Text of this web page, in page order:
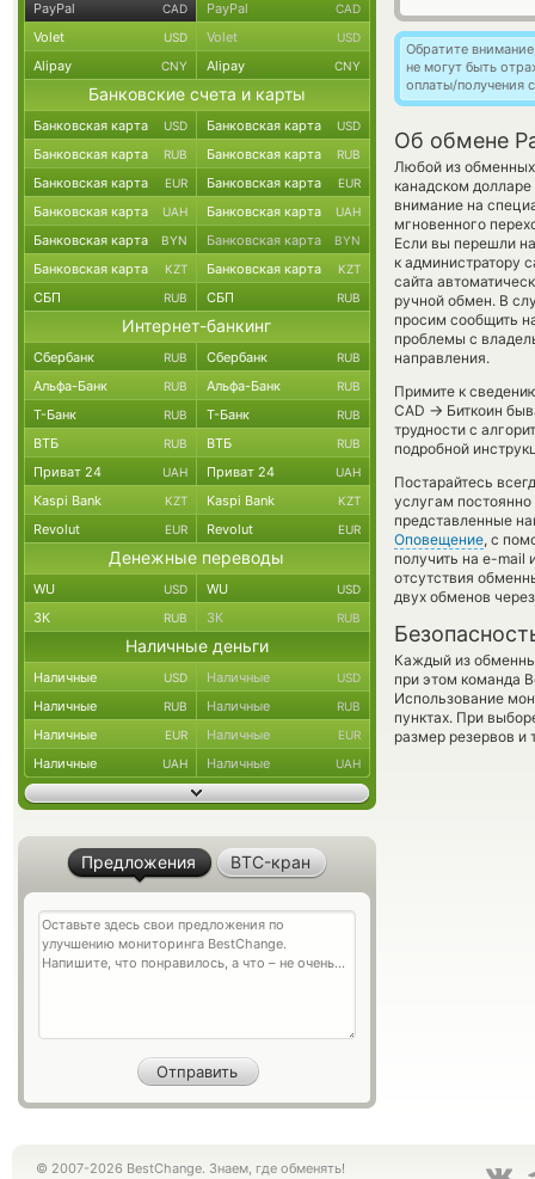
Обратите
не могут быть
оплаты/получения
Об обмене
Любой из обменных
канадском долларе
внимание на
мгновенного
Если вы перешли
к администратору
сайта
ручной обмен. В
просим сообщить
проблемы с
направления.
Примите к
CAD → Биткоин
трудности с
подробной
Постарайтесь
услугам
представленные
Оповещение, с
получить на e-mail
отсутствия
двух обменов
Каждый из
при этом команда
Использование
пунктах. При
размер резервов и
PayPal CAD PayPal CAD
Volet USD Volet USD
Alipay CNY Alipay CNY
Банковские счета и карты
Банковская карта USD Банковская карта USD
Банковская карта RUB Банковская карта RUB
Банковская карта EUR Банковская карта EUR
Банковская карта UAH Банковская карта UAH
Банковская карта BYN Банковская карта BYN
Банковская карта KZT Банковская карта KZT
СБП RUB СБП RUB
Интернет-банкинг
Сбербанк RUB Сбербанк RUB
Альфа-Банк RUB Альфа-Банк RUB
Т-Банк RUB Т-Банк RUB
ВТБ RUB ВТБ RUB
Приват 24 UAH Приват 24 UAH
Kaspi Bank KZT Kaspi Bank KZT
Revolut EUR Revolut EUR
Денежные переводы
WU USD WU USD
ЗК RUB ЗК RUB
Наличные деньги
Наличные USD Наличные USD
Наличные RUB Наличные RUB
Наличные EUR Наличные EUR
Наличные UAH Наличные UAH
Предложения BTC-кран
© 2007-2026 BestChange. Знаем, где обменять!